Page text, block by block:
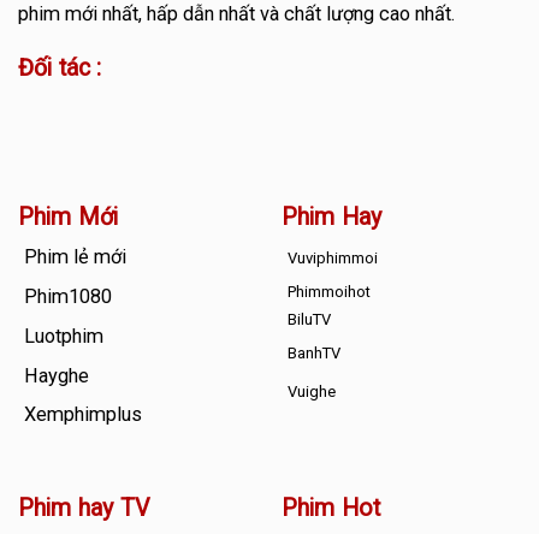
phim mới nhất, hấp dẫn nhất và chất lượng cao nhất.
Đối tác :
Phim Mới
Phim lẻ mới
Phim1080
Luotphim
Hayghe
Xemphimplus
Phim Hay
Vuviphimmoi
Phimmoihot
BiluTV
BanhTV
Vuighe
Phim hay TV Phim Hot